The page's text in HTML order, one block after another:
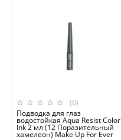
(0)
Подводка для глаз
водостойкая Aqua Resist Color
Ink 2 мл (12 Поразительный
хамелеон) Make Up For Ever